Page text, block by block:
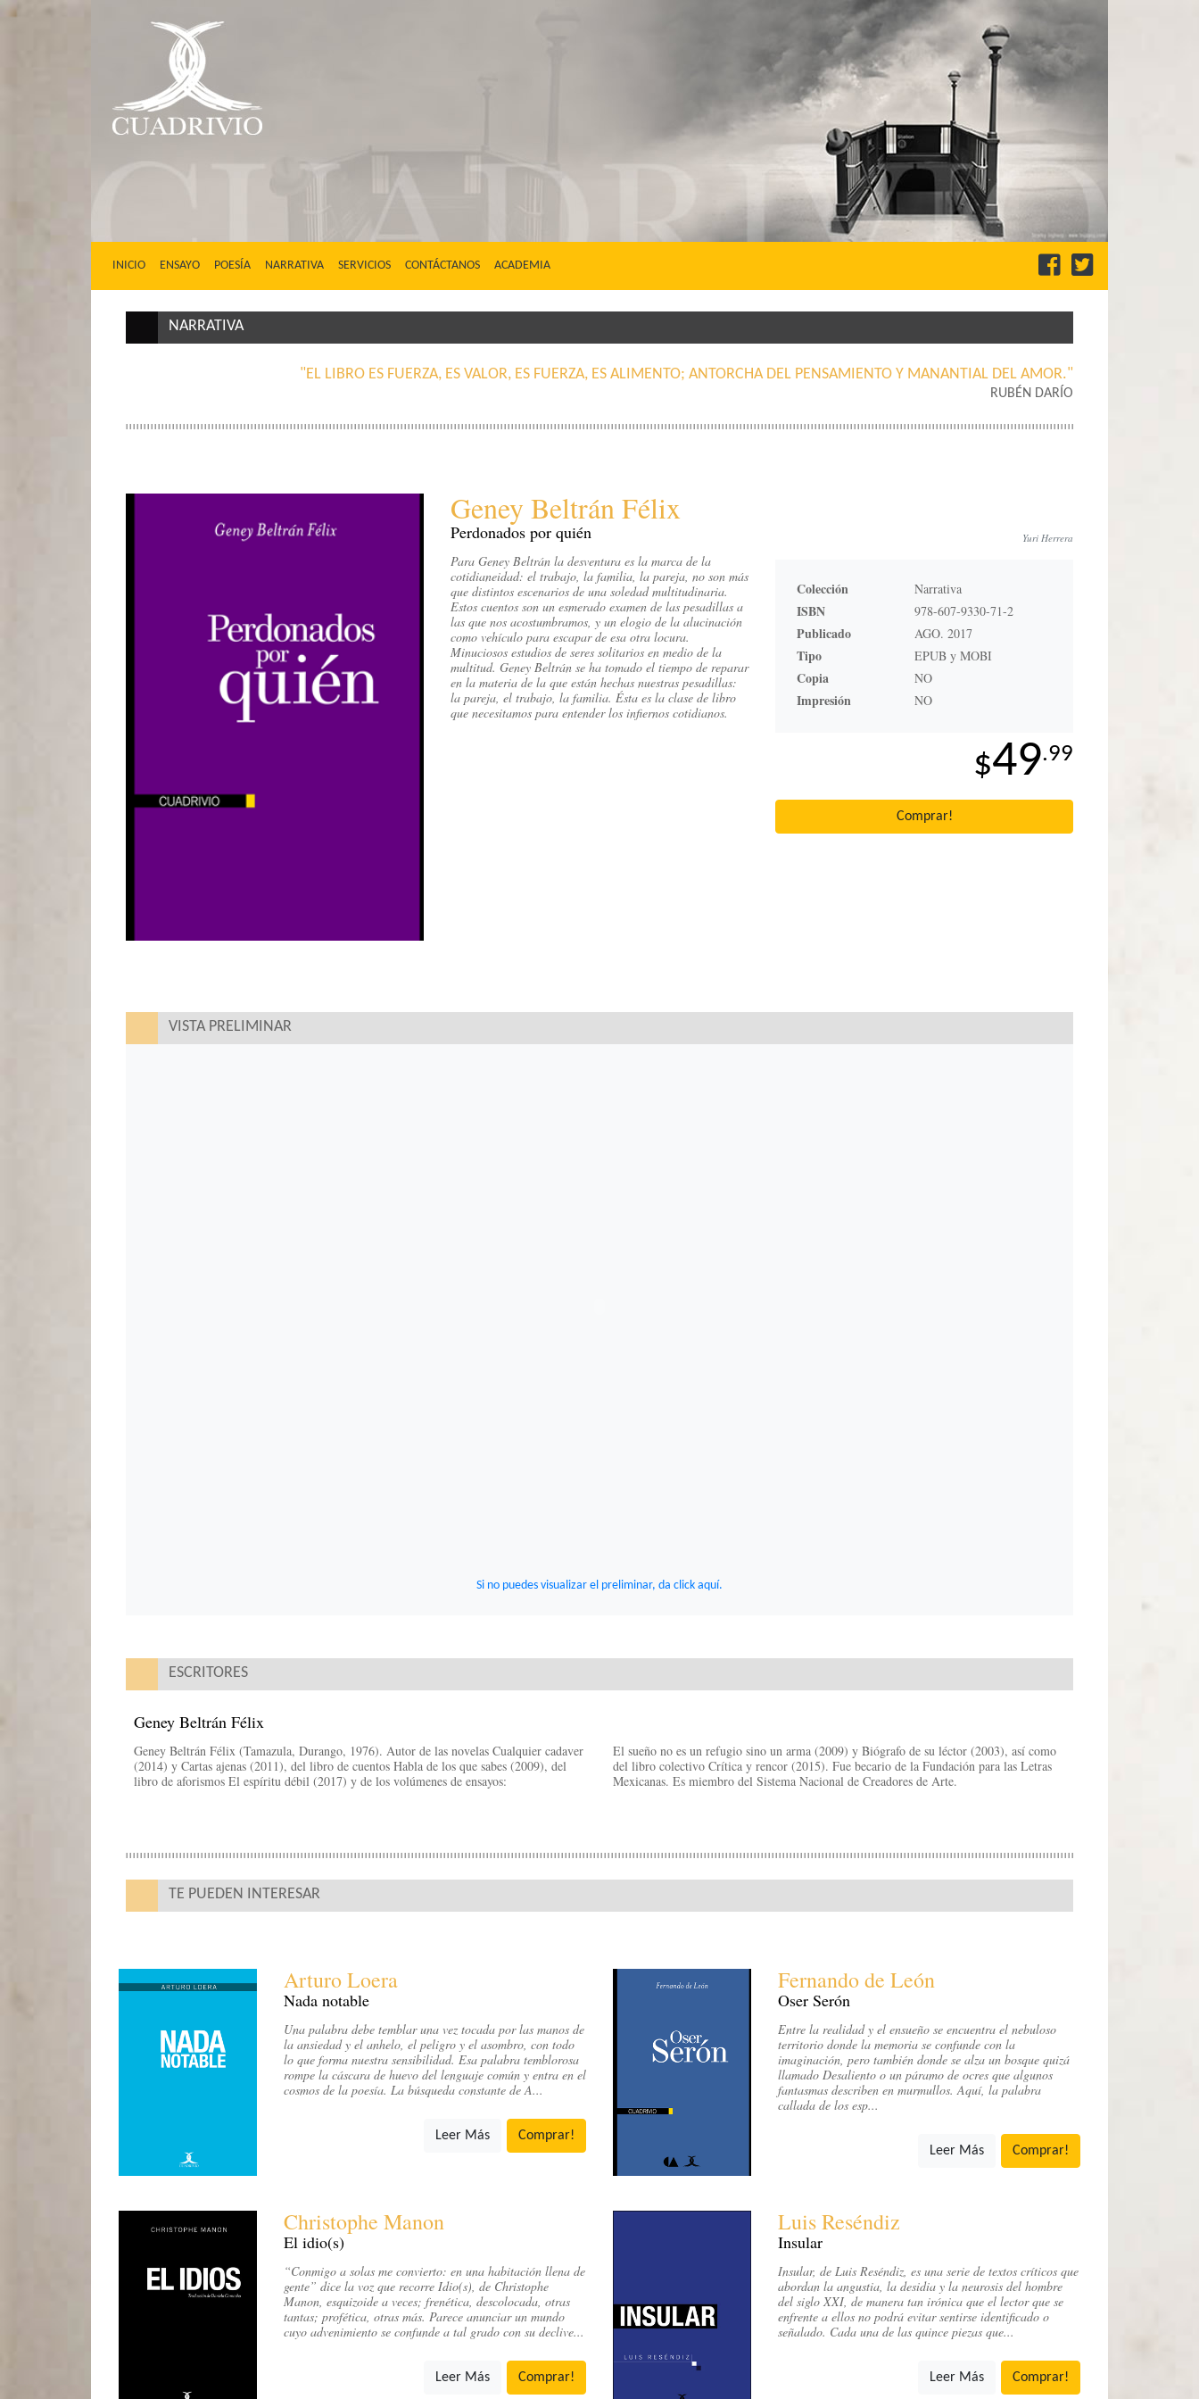
INICIO(CURRENT)
ENSAYO POESÍA NARRATIVA SERVICIOS CONTÁCTANOS ACADEMIA
NARRATIVA
"EL LIBRO ES FUERZA, ES VALOR, ES FUERZA, ES ALIMENTO; ANTORCHA DEL PENSAMIENTO Y MANANTIAL DEL AMOR."
RUBÉN DARÍO
Geney Beltrán Félix
Perdonados por quién
Para Geney Beltrán la desventura es la marca de la
cotidianeidad: el trabajo, la familia, la pareja, no son más
que distintos escenarios de una soledad multitudinaria.
Estos cuentos son un esmerado examen de las pesadillas a
las que nos acostumbramos, y un elogio de la alucinación
como vehículo para escapar de esa otra locura.
Minuciosos estudios de seres solitarios en medio de la
multitud. Geney Beltrán se ha tomado el tiempo de reparar
en la materia de la que están hechas nuestras pesadillas:
la pareja, el trabajo, la familia. Ésta es la clase de libro
que necesitamos para entender los infiernos cotidianos.
Yuri Herrera
Colección Narrativa
ISBN 978-607-9330-71-2
Publicado AGO. 2017
Tipo EPUB y MOBI
Copia NO
Impresión NO
$49.99
Comprar!
VISTA PRELIMINAR
Si no puedes visualizar el preliminar, da click aquí.
ESCRITORES
Geney Beltrán Félix
Geney Beltrán Félix (Tamazula, Durango, 1976). Autor de las novelas Cualquier cadaver
(2014) y Cartas ajenas (2011), del libro de cuentos Habla de los que sabes (2009), del
libro de aforismos El espíritu débil (2017) y de los volúmenes de ensayos:
El sueño no es un refugio sino un arma (2009) y Biógrafo de su léctor (2003), así como
del libro colectivo Crítica y rencor (2015). Fue becario de la Fundación para las Letras
Mexicanas. Es miembro del Sistema Nacional de Creadores de Arte.
TE PUEDEN INTERESAR
Arturo Loera
Nada notable
Una palabra debe temblar una vez tocada por las manos de
la ansiedad y el anhelo, el peligro y el asombro, con todo
lo que forma nuestra sensibilidad. Esa palabra temblorosa
rompe la cáscara de huevo del lenguaje común y entra en el
cosmos de la poesía. La búsqueda constante de A...
Leer Más Comprar!
Fernando de León
Oser Serón
Entre la realidad y el ensueño se encuentra el nebuloso
territorio donde la memoria se confunde con la
imaginación, pero también donde se alza un bosque quizá
llamado Desaliento o un páramo de ocres que algunos
fantasmas describen en murmullos. Aquí, la palabra
callada de los esp...
Leer Más Comprar!
Christophe Manon
El idio(s)
“Conmigo a solas me convierto: en una habitación llena de
gente” dice la voz que recorre Idio(s), de Christophe
Manon, esquizoide a veces; frenética, descolocada, otras
tantas; profética, otras más. Parece anunciar un mundo
cuyo advenimiento se confunde a tal grado con su declive...
Leer Más Comprar!
Luis Reséndiz
Insular
Insular, de Luis Reséndiz, es una serie de textos críticos que
abordan la angustia, la desidia y la neurosis del hombre
del siglo XXI, de manera tan irónica que el lector que se
enfrente a ellos no podrá evitar sentirse identificado o
señalado. Cada una de las quince piezas que...
Leer Más Comprar!